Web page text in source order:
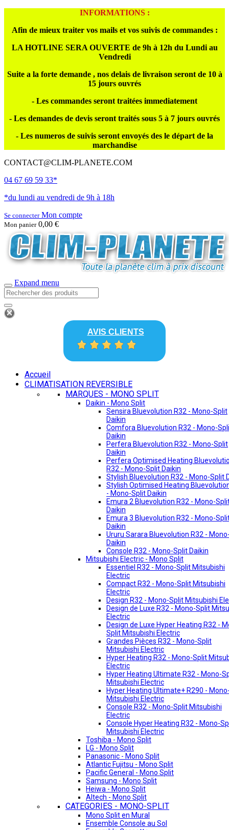
INFORMATIONS :
Afin de mieux traiter vos mails et vos suivis de commandes :
LA HOTLINE SERA OUVERTE de 9h à 12h du Lundi au
Vendredi
Suite a la forte demande , nos delais de livraison seront de 10 à
15 jours ouvrés
- Les commandes seront traitées immediatement
- Les demandes de devis seront traités sous 5 à 7 jours ouvrés
- Les numeros de suivis seront envoyés des le départ de la
marchandise
CONTACT@CLIM-PLANETE.COM
04 67 69 59 33*
*du lundi au vendredi de 9h à 18h
Se connecterMon compte
Mon panier 0,00 €
Expand menu
AVIS CLIENTS
Accueil
CLIMATISATION REVERSIBLE
MARQUES - MONO SPLIT
Daikin - Mono Split
Sensira Bluevolution R32 - Mono-Split
Daikin
Comfora Bluevolution R32 - Mono-
Daikin
Perfera Bluevolution R32 - Mono-Split
Daikin
Perfera Optimised Heating
R32 - Mono-Split Daikin
Stylish Bluevolution R32 - Mono-Split
Stylish Optimised Heating
- Mono-Split Daikin
Emura 2 Bluevolution R32 - Mono-
Daikin
Emura 3 Bluevolution R32 - Mono-
Daikin
Ururu Sarara Bluevolution R32 -
Daikin
Console R32 - Mono-Split Daikin
Mitsubishi Electric - Mono Split
Essentiel R32 - Mono-Split Mitsubishi
Electric
Compact R32 - Mono-Split Mitsubishi
Electric
Design R32 - Mono-Split Mitsubishi
Design de Luxe R32 - Mono-Split
Electric
Design de Luxe Hyper Heating R32 -
Split Mitsubishi Electric
Grandes Pièces R32 - Mono-Split
Mitsubishi Electric
Hyper Heating R32 - Mono-Split
Electric
Hyper Heating Ultimate R32 - Mono-
Mitsubishi Electric
Hyper Heating Ultimate+ R290 -
Mitsubishi Electric
Console R32 - Mono-Split Mitsubishi
Electric
Console Hyper Heating R32 - Mono-
Mitsubishi Electric
Toshiba - Mono Split
LG - Mono Split
Panasonic - Mono Split
Atlantic Fujitsu - Mono Split
Pacific General - Mono Split
Samsung - Mono Split
Heiwa - Mono Split
Altech - Mono Split
CATEGORIES - MONO-SPLIT
Mono Split en Mural
Ensemble Console au Sol